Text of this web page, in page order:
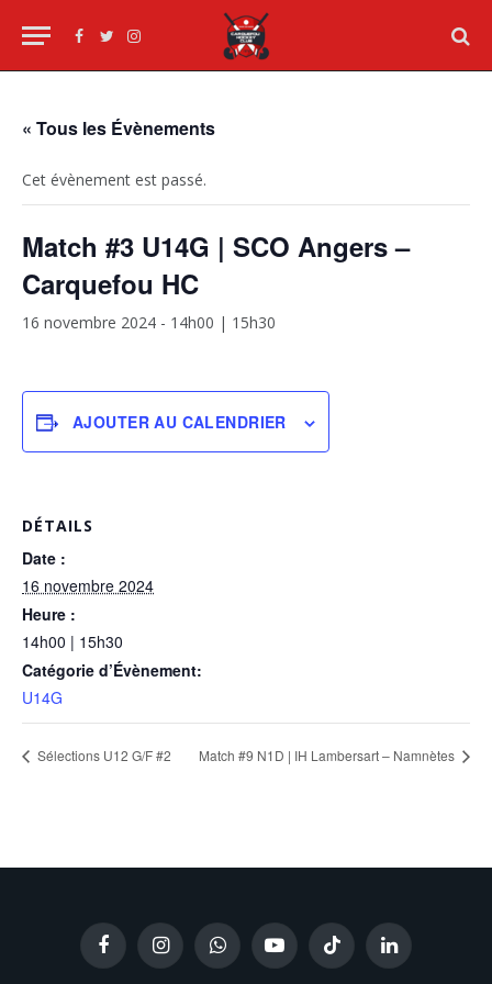
Facebook
TwitterInstagram
« Tous les Évènements
Cet évènement est passé.
Match #3 U14G | SCO Angers –
Carquefou HC
16 novembre 2024 - 14h00 | 15h30
AJOUTER AU CALENDRIER
DÉTAILS
Date :
16 novembre 2024
Heure :
14h00 | 15h30
Catégorie d’Évènement:
U14G
Sélections U12 G/F #2 Match #9 N1D | IH Lambersart – Namnètes
FacebookInstagramWhatsAppYouTubeTikTok LinkedIn